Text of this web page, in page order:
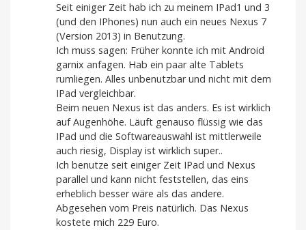
Seit einiger Zeit hab ich zu meinem IPad1 und 3
(und den IPhones) nun auch ein neues Nexus 7
(Version 2013) in Benutzung.
Ich muss sagen: Früher konnte ich mit Android
garnix anfagen. Hab ein paar alte Tablets
rumliegen. Alles unbenutzbar und nicht mit dem
IPad vergleichbar.
Beim neuen Nexus ist das anders. Es ist wirklich
auf Augenhöhe. Läuft genauso flüssig wie das
IPad und die Softwareauswahl ist mittlerweile
auch riesig, Display ist wirklich super..
Ich benutze seit einiger Zeit IPad und Nexus
parallel und kann nicht feststellen, das eins
erheblich besser wäre als das andere.
Abgesehen vom Preis natürlich. Das Nexus
kostete mich 229 Euro.